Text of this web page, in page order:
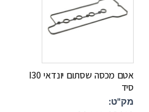
אטם מכסה שסתום יונדאי I30
סיד
מק"ט: